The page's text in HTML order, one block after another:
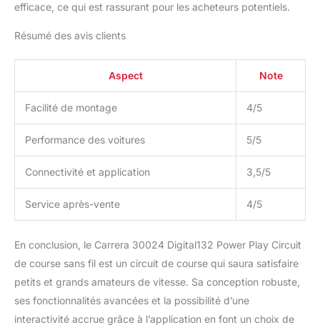
efficace, ce qui est rassurant pour les acheteurs potentiels.
Résumé des avis clients
Aspect Note
Facilité de montage 4/5
Performance des voitures 5/5
Connectivité et application 3,5/5
Service après-vente 4/5
En conclusion, le Carrera 30024 Digital132 Power Play Circuit
de course sans fil est un circuit de course qui saura satisfaire
petits et grands amateurs de vitesse. Sa conception robuste,
ses fonctionnalités avancées et la possibilité d’une
interactivité accrue grâce à l’application en font un choix de